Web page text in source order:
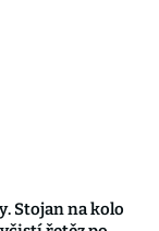
Stojan na kolo